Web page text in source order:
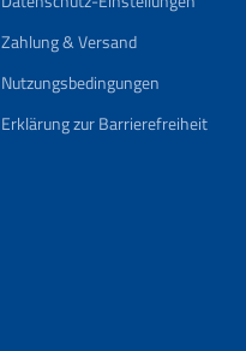
Zahlung & Versand
Nutzungsbedingungen
Erklärung zur Barrierefreiheit